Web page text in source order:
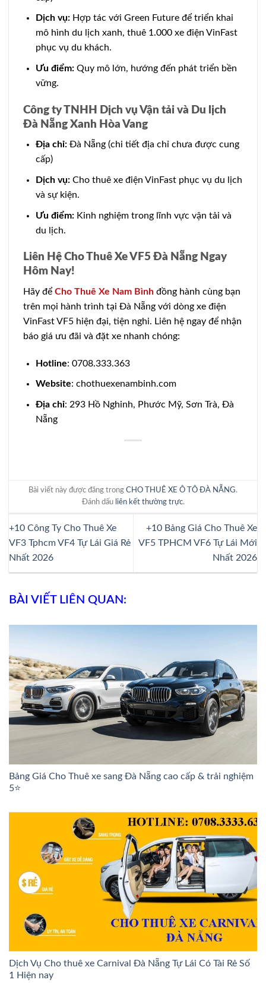
Dịch vụ:Hợp tác với Green Future để triển khai
mô hình du lịch xanh, thuê 1.000 xe điện VinFast
phục vụ du khách.
Ưu điểm:Quy mô lớn, hướng đến phát triển bền
vững.
Công ty TNHH Dịch vụ Vận tải và Du lịch
Đà Nẵng Xanh Hòa Vang
Địa chỉ:Đà Nẵng (chi tiết địa chỉ chưa được cung
cấp)
Dịch vụ:Cho thuê xe điện VinFast phục vụ du lịch
và sự kiện.
Ưu điểm:Kinh nghiệm trong lĩnh vực vận tải và
du lịch.
Liên Hệ Cho Thuê Xe VF5 Đà Nẵng Ngay
Hôm Nay!
Hãy để Cho Thuê Xe Nam Bình đồng hành cùng bạn
trên mọi hành trình tại Đà Nẵng với dòng xe điện
VinFast VF5 hiện đại, tiện nghi. Liên hệ ngay để nhận
báo giá ưu đãi và đặt xe nhanh chóng:
Hotline: 0708.333.363
Website: chothuexenambinh.com
Địa chỉ: 293 Hồ Nghinh, Phước Mỹ, Sơn Trà, Đà
Nẵng
Bài viết này được đăng trong CHO THUÊ XE Ô TÔ ĐÀ NẴNG.
Đánh dấu liên kết thường trực.
+10 Công Ty Cho Thuê Xe
VF3 Tphcm VF4 Tự Lái Giá Rẻ
Nhất 2026
+10 Bảng Giá Cho Thuê Xe
VF5 TPHCM VF6 Tự Lái Mới
Nhất 2026
BÀI VIẾT LIÊN QUAN:
Bảng Giá Cho Thuê xe sang Đà Nẵng cao cấp & trải nghiệm
5⭐
Dịch Vụ Cho thuê xe Carnival Đà Nẵng Tự Lái Có Tài Rẻ Số
1 Hiện nay